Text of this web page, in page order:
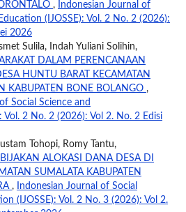
,
Indonesian Journal of
(IJOSSE): Vol. 2 No. 2 (2026):
2026
Sulila, Indah Yuliani Solihin,
DALAM PERENCANAAN
HUNTU BARAT KECAMATAN
KABUPATEN BONE BOLANGO ,
Social Science and
Vol. 2 No. 2 (2026): Vol 2. No. 2 Edisi
Tohopi, Romy Tantu,
ALOKASI DANA DESA DI
SUMALATA KABUPATEN
,
Indonesian Journal of Social
(IJOSSE): Vol. 2 No. 3 (2026): Vol 2.